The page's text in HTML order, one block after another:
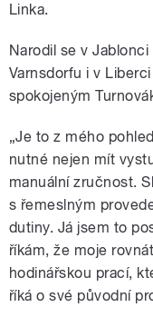
Linka.
Narodil se v
Varnsdorfu i v
spokojeným
„Je to z mého
nutné nejen mít
manuální zručnost.
s řemeslným
dutiny. Já jsem to
říkám, že moje
hodinářskou prací,
říká o své původní